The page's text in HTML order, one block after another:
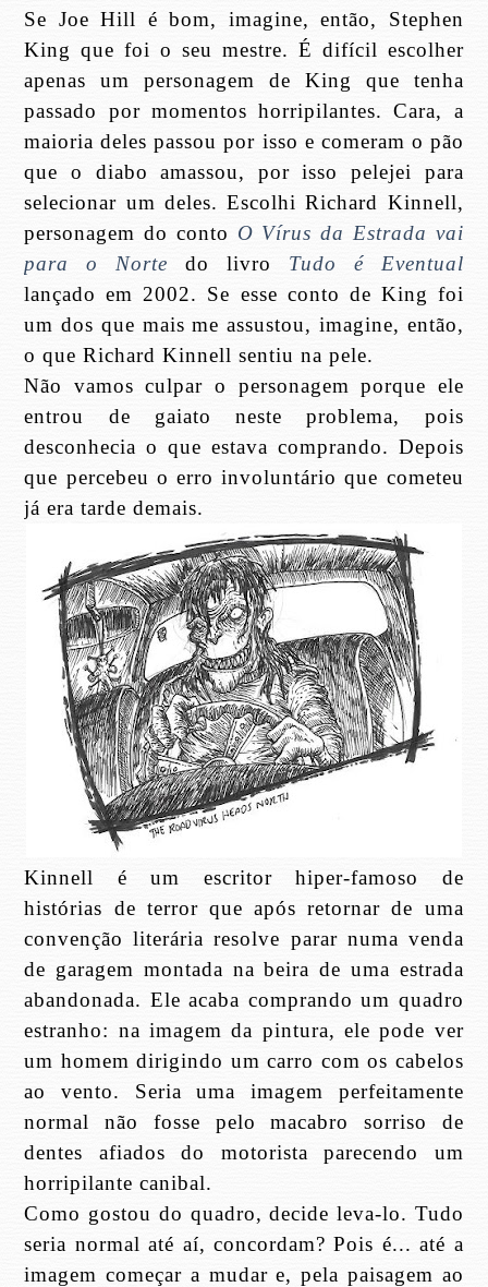
Se Joe Hill é bom, imagine, então, Stephen
King que foi o seu mestre. É difícil escolher
apenas um personagem de King que tenha
passado por momentos horripilantes. Cara, a
maioria deles passou por isso e comeram o pão
que o diabo amassou, por isso pelejei para
selecionar um deles. Escolhi Richard Kinnell,
personagem do conto O Vírus da Estrada vai
para o Norte
do livro Tudo é Eventual
lançado em 2002. Se esse conto de King foi
um dos que mais me assustou, imagine, então,
o que Richard Kinnell sentiu na pele.
Não vamos culpar o personagem porque ele
entrou de gaiato neste problema, pois
desconhecia o que estava comprando. Depois
que percebeu o erro involuntário que cometeu
já era tarde demais.
Kinnell é um escritor hiper-famoso de
histórias de terror que após retornar de uma
convenção literária resolve parar numa venda
de garagem montada na beira de uma estrada
abandonada. Ele acaba comprando um quadro
estranho: na imagem da pintura, ele pode ver
um homem dirigindo um carro com os cabelos
ao vento. Seria uma imagem perfeitamente
normal não fosse pelo macabro sorriso de
dentes afiados do motorista parecendo um
horripilante canibal.
Como gostou do quadro, decide leva-lo. Tudo
seria normal até aí, concordam? Pois é... até a
imagem começar a mudar e, pela paisagem ao